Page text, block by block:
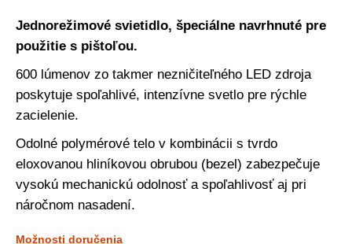
Jednorežimové svietidlo, špeciálne navrhnuté pre
použitie s pištoľou.
600 lúmenov zo takmer nezničiteľného LED zdroja
poskytuje spoľahlivé, intenzívne svetlo pre rýchle
zacielenie.
Odolné polymérové telo v kombinácii s tvrdo
eloxovanou hliníkovou obrubou (bezel) zabezpečuje
vysokú mechanickú odolnosť a spoľahlivosť aj pri
náročnom nasadení.
Možnosti doručenia
á
j
s
ť
?
HĽADAŤ
O